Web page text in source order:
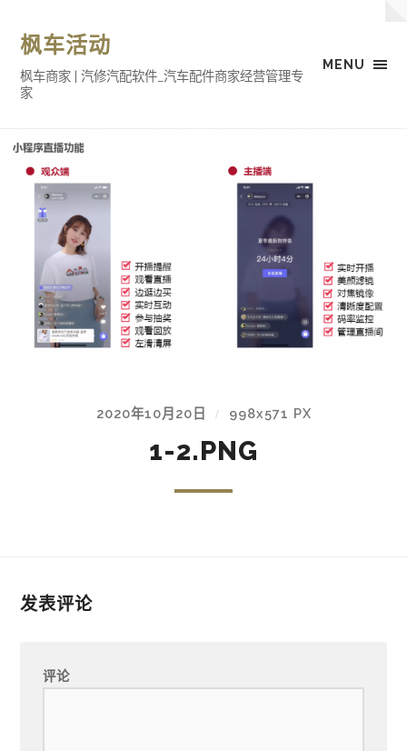
MENU
枫车活动
枫车商家 | 汽修汽配软件_汽车配件商家经营管理专
家
2020年10月20日 / 998x571 PX
1-2.PNG
发表评论
评论